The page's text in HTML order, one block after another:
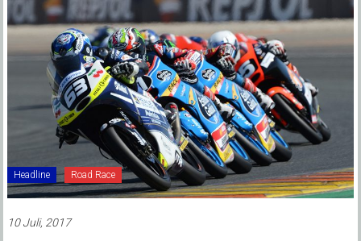
Headline Road Race
10 Juli, 2017